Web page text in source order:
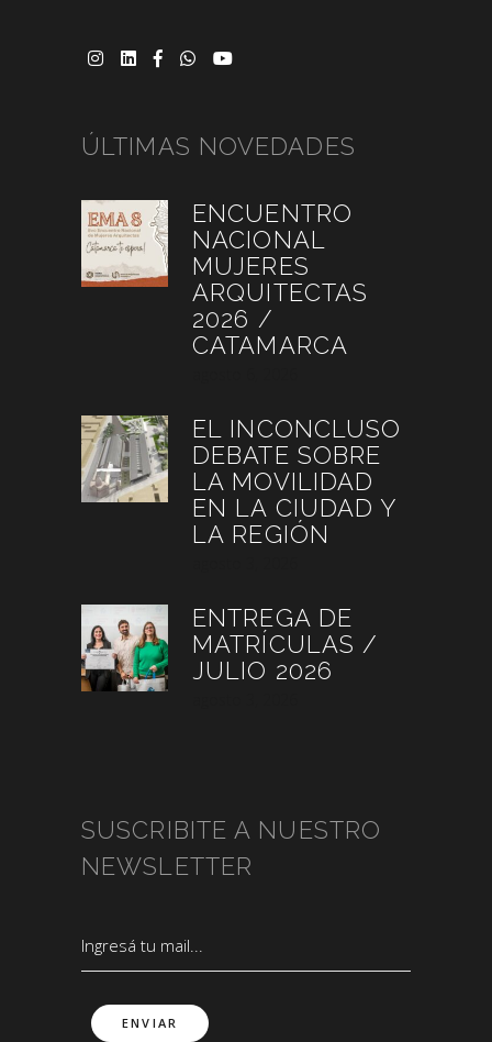
ÚLTIMAS NOVEDADES
ENCUENTRO
NACIONAL
MUJERES
ARQUITECTAS
2026 /
CATAMARCA
EL INCONCLUSO
DEBATE SOBRE
LA MOVILIDAD
EN LA CIUDAD Y
LA REGIÓN
ENTREGA DE
MATRÍCULAS /
JULIO 2026
SUSCRIBITE A NUESTRO
NEWSLETTER